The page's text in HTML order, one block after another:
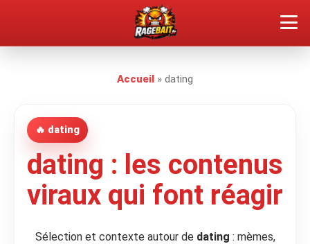
ÇA FAIT RÉAGIR
🔥 VOIR LE BUZZ
Accueil » dating
🔥 dating
dating : les contenus
viraux qui font réagir
Sélection et contexte autour de dating : mèmes,